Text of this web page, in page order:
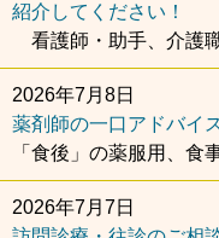
紹介してください！
看護師・助手、介護
2026年7月8日
薬剤師の一口アドバイ
「食後」の薬服用、食
2026年7月7日